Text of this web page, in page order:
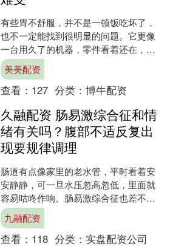
有些胃不舒服，并不是一顿饭吃坏了，
也不一定能找到很明显的问题。它更像
一台用久了的机器，零件看着还在，转
起来却慢半拍。明明只吃了半碗饭，胃
里却像塞着一团棉花；饭后....
美美配资
查看： 127 分类： 博牛配资
久融配资 肠易激综合征和情
绪有关吗？腹部不适反复出
现要规律调理
肠道有点像家里的老水管，平时看着安
安静静，可一旦水压忽高忽低，里面就
容易咕咚作响。肠易激综合征也差不
多，它常常不是肠道里出现了明显“大毛
病”，而是肠道变得太敏感....
九融配资
查看： 118 分类： 实盘配资公司